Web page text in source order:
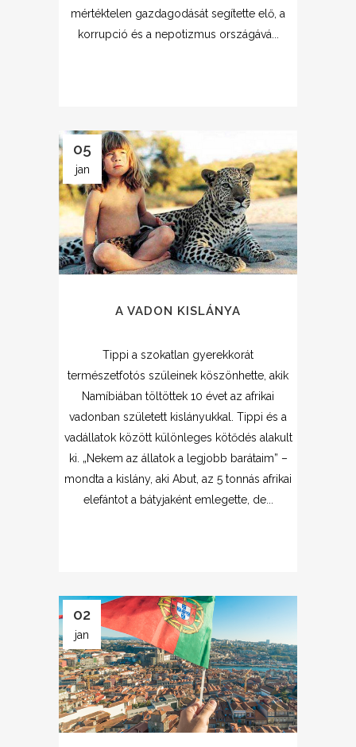
mértéktelen gazdagodását segítette elő, a
korrupció és a nepotizmus országává...
05
jan
A VADON KISLÁNYA
Tippi a szokatlan gyerekkorát
természetfotós szüleinek köszönhette, akik
Namíbiában töltöttek 10 évet az afrikai
vadonban született kislányukkal. Tippi és a
vadállatok között különleges kötődés alakult
ki. „Nekem az állatok a legjobb barátaim” –
mondta a kislány, aki Abut, az 5 tonnás afrikai
elefántot a bátyjaként emlegette, de...
02
jan